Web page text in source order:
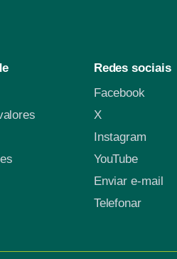
Redes sociais
Facebook
X
Instagram
YouTube
Enviar e-mail
Telefonar